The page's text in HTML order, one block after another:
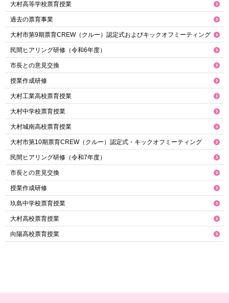
大村高等学校票育授業
過去の票育事業
大村市第9期票育CREW（クルー）認定式およびキックオフミーティング
民間ヒアリング研修（令和6年度）
市長との意見交換
授業作成研修
大村工業高校票育授業
大村中学校票育授業
大村城南高校票育授業
大村市第10期票育CREW（クルー）認定式・キックオフミーティング
民間ヒアリング研修（令和7年度）
市長との意見交換
授業作成研修
玖島中学校票育授業
大村高校票育授業
向陽高校票育授業